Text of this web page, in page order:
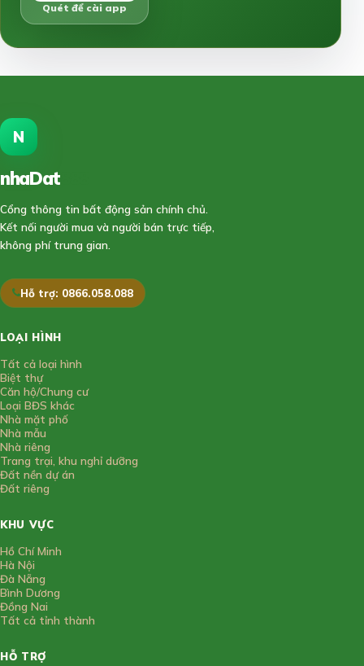
Quét để cài app
N
nhaDat
Cổng thông tin bất động sản chính chủ.
Kết nối người mua và người bán trực tiếp,
không phí trung gian.
Hỗ trợ: 0866.058.088
LOẠI HÌNH
Tất cả loại hình
Biệt thự
Căn hộ/Chung cư
Loại BĐS khác
Nhà mặt phố
Nhà mẫu
Nhà riêng
Trang trại, khu nghỉ dưỡng
Đất nền dự án
Đất riêng
KHU VỰC
Hồ Chí Minh
Hà Nội
Đà Nẵng
Bình Dương
Đồng Nai
Tất cả tỉnh thành
HỖ TRỢ